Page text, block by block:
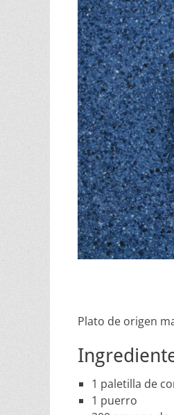
Plato de origen
1 paletilla de
1 puerro